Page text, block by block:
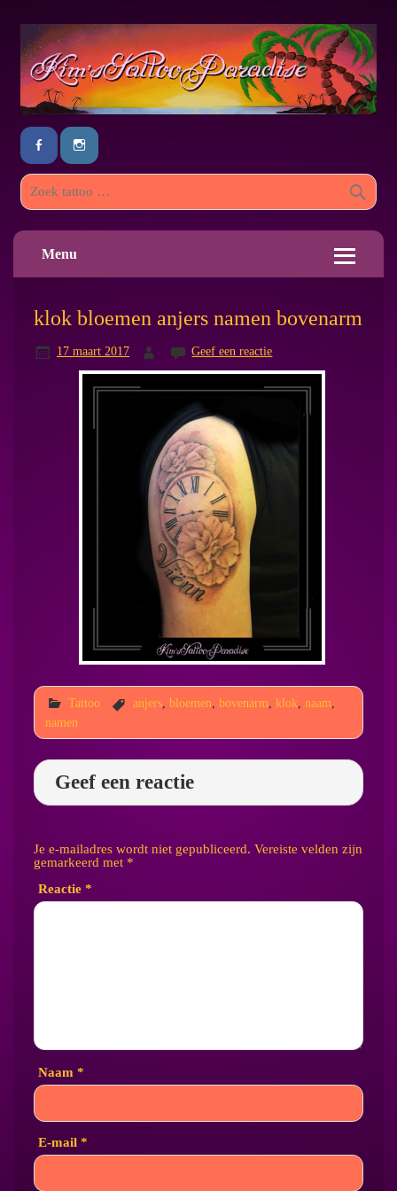
Menu
klok bloemen anjers namen bovenarm
17 maart 2017 Geef een reactie
Tattoo anjers, bloemen bovenarm klok naam
namen
Geef een reactie
Je e-mailadres wordt niet gepubliceerd. Vereiste velden zijn
gemarkeerd met *
Reactie *
Naam *
E-mail *